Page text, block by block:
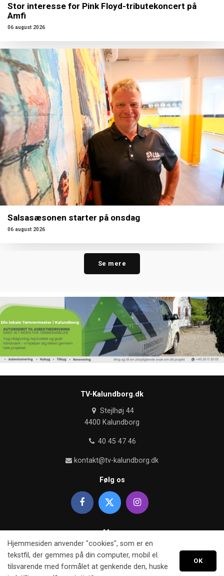
Stor interesse for Pink Floyd-tributekoncert på
Amfi
06 august 2026
Salsasæsonen starter på onsdag
06 august 2026
Se mere
TV-Kalundborg.dk
Stejlhøj 44
4400 Kalundborg
40 45 47 46
kontakt@tv-kalundborg.dk
Følg os
Mere
Om TV kalundborg
Retningslinier
Hjemmesiden anvender "cookies", som er en
tekstfil, der gemmes på din computer, mobil el.
tilsvarende med formålet at genkende den, huske
OK